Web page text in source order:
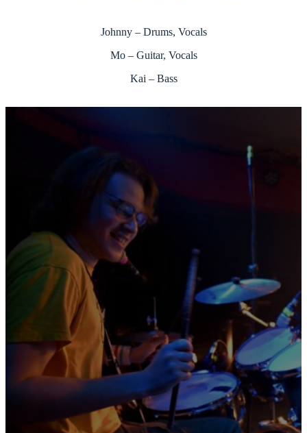
Johnny – Drums, Vocals
Mo – Guitar, Vocals
Kai – Bass